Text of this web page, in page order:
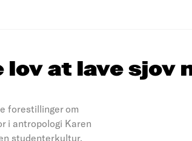
at lave sjov
forestillinger om
i antropologi Karen
studenterkultur,